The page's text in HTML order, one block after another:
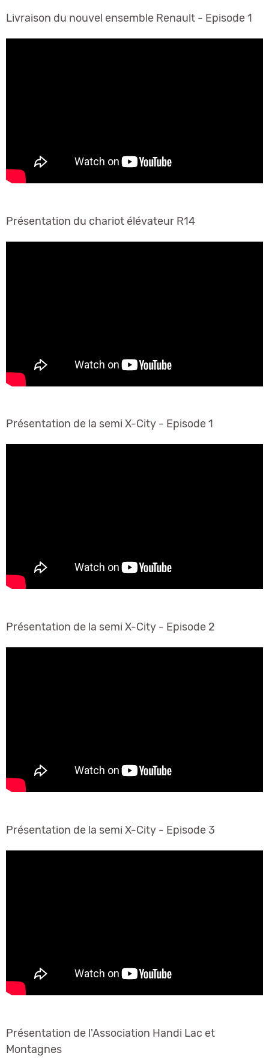
Livraison du nouvel ensemble Renault - Episode 1
Présentation du chariot élévateur R14
Présentation de la semi X-City - Episode 1
Présentation de la semi X-City - Episode 2
Présentation de la semi X-City - Episode 3
Présentation de l'Association Handi Lac et
Montagnes